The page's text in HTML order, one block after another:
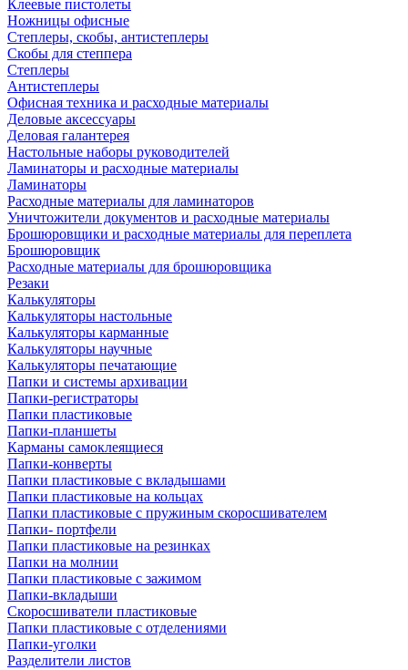
Клеевые пистолеты
Ножницы офисные
Степлеры, скобы, антистеплеры
Скобы для степпера
Степлеры
Антистеплеры
Офисная техника и расходные материалы
Деловые аксессуары
Деловая галантерея
Настольные наборы руководителей
Ламинаторы и расходные материалы
Ламинаторы
Расходные материалы для ламинаторов
Уничтожители документов и расходные материалы
Брошюровщики и расходные материалы для переплета
Брошюровщик
Расходные материалы для брошюровщика
Резаки
Калькуляторы
Калькуляторы настольные
Калькуляторы карманные
Калькуляторы научные
Калькуляторы печатающие
Папки и системы архивации
Папки-регистраторы
Папки пластиковые
Папки-планшеты
Карманы самоклеящиеся
Папки-конверты
Папки пластиковые с вкладышами
Папки пластиковые на кольцах
Папки пластиковые с пружиным скоросшивателем
Папки- портфели
Папки пластиковые на резинках
Папки на молнии
Папки пластиковые с зажимом
Папки-вкладыши
Скоросшиватели пластиковые
Папки пластиковые с отделениями
Папки-уголки
Разделители листов